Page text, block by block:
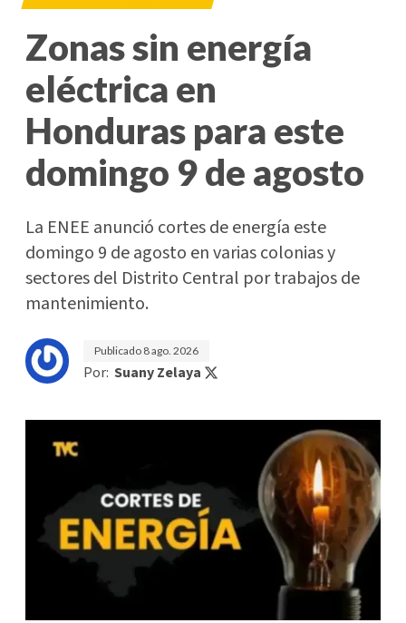
Zonas sin energía
eléctrica en
Honduras para este
domingo 9 de agosto
La ENEE anunció cortes de energía este
domingo 9 de agosto en varias colonias y
sectores del Distrito Central por trabajos de
mantenimiento.
Publicado 8 ago. 2026
Por: Suany Zelaya